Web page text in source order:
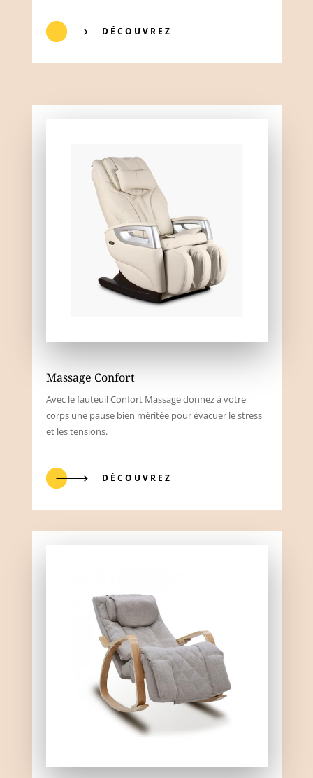
DÉCOUVREZ
Massage Confort
Avec le fauteuil Confort Massage donnez à votre
corps une pause bien méritée pour évacuer le stress
et les tensions.
DÉCOUVREZ